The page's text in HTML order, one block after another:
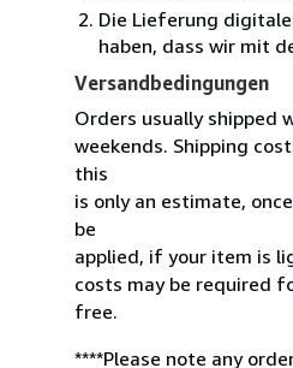
Die Lieferung
haben, dass wir mit
Versandbedingungen
Orders usually shipped
weekends. Shipping
this
is only an estimate,
be
applied, if your item is
costs may be required
free.
****Please note any